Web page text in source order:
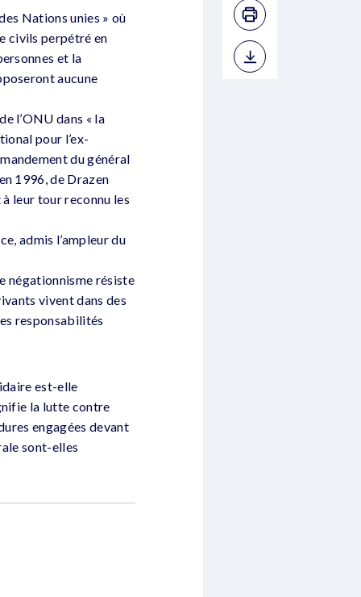
Nations unies » où
civils perpétré en
et la
aucune
l’ONU dans « la
pour l’ex-
du général
1996, de Drazen
leur tour reconnu les
admis l’ampleur du
négationnisme résiste
vivent dans des
responsabilités
est-elle
la lutte contre
engagées devant
sont-elles